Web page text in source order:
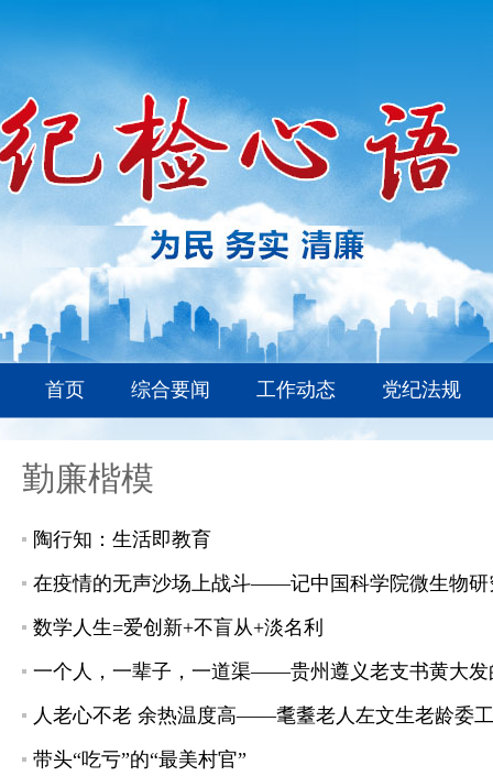
首页 综合要闻 工作动态 党纪法规
勤廉楷模
陶行知：生活即教育
在疫情的无声沙场上战斗——记中国科学院微生物研
数学人生=爱创新+不盲从+淡名利
一个人，一辈子，一道渠——贵州遵义老支书黄大发
人老心不老 余热温度高——耄耋老人左文生老龄委
带头“吃亏”的“最美村官”